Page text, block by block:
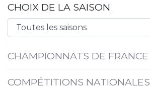
CHOIX DE LA SAISON
CHAMPIONNATS DE FRANCE
COMPÉTITIONS NATIONALES